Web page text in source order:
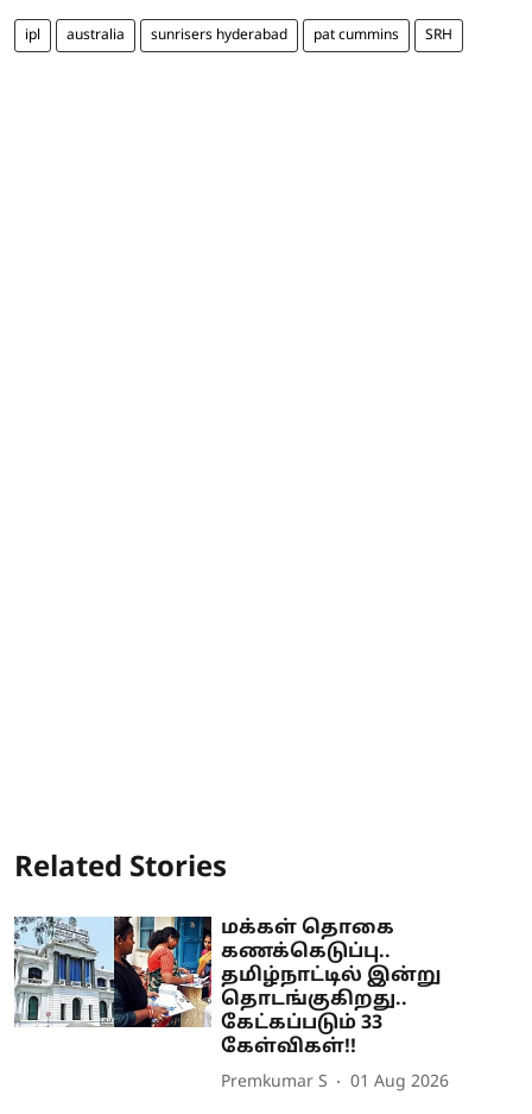
ipl australia sunrisers hyderabad pat cummins SRH
Related Stories
மக்கள் தொகை
கணக்கெடுப்பு..
தமிழ்நாட்டில் இன்று
தொடங்குகிறது..
கேட்கப்படும் 33
கேள்விகள்!!
Premkumar S 01 Aug 2026